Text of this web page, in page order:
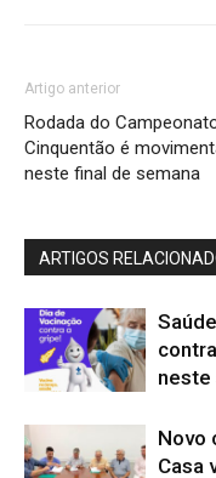
Artigo anterior
Rodada do
Cinquentão é
neste final de semana
ARTIGOS
neste
Novo
Casa